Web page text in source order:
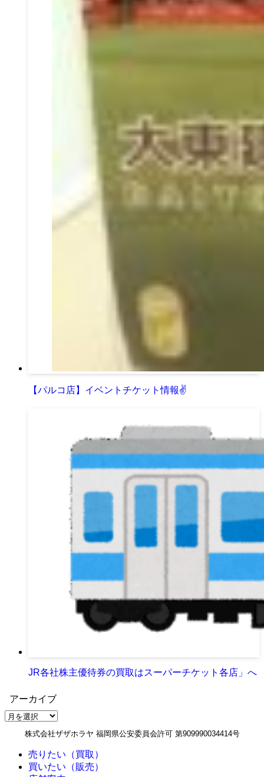
【パルコ店】イベントチケット情報✌
JR各社株主優待券の買取はスーパーチケット各店」へ
アーカイブ
ア
株式会社ザザホラヤ 福岡県公安委員会許可 第909990034414号
売りたい（買取）
買いたい（販売）